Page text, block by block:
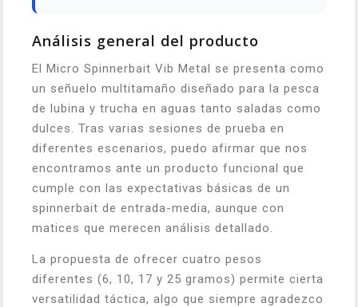
Análisis general del producto
El Micro Spinnerbait Vib Metal se presenta como
un señuelo multitamaño diseñado para la pesca
de lubina y trucha en aguas tanto saladas como
dulces. Tras varias sesiones de prueba en
diferentes escenarios, puedo afirmar que nos
encontramos ante un producto funcional que
cumple con las expectativas básicas de un
spinnerbait de entrada-media, aunque con
matices que merecen análisis detallado.
La propuesta de ofrecer cuatro pesos
diferentes (6, 10, 17 y 25 gramos) permite cierta
versatilidad táctica, algo que siempre agradezco